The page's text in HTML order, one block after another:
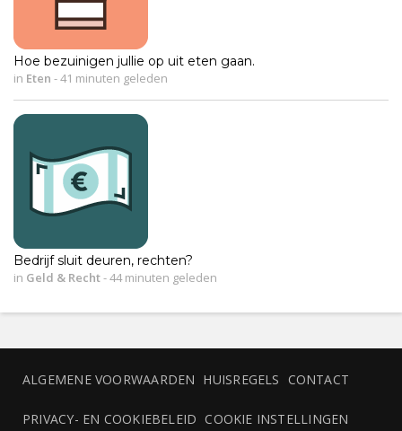
Hoe bezuinigen jullie op uit eten gaan.
in Eten -41 minuten geleden
Bedrijf sluit deuren, rechten?
in Geld & Recht-44 minuten geleden
ALGEMENE VOORWAARDEN HUISREGELS CONTACT
PRIVACY- EN COOKIEBELEID COOKIE INSTELLINGEN